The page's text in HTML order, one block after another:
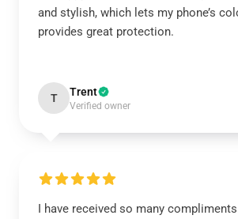
and stylish, which lets my phone’s
provides great protection.
T Trent
Verified owner
I have received so many